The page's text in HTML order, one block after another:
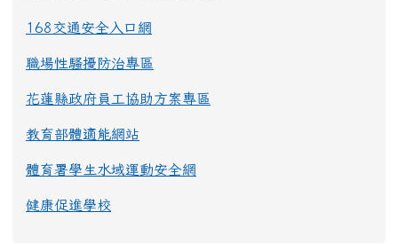
168交通安全入口網
職場性騷擾防治專區
花蓮縣政府員工協助方案專區
教育部體適能網站
體育署學生水域運動安全網
健康促進學校